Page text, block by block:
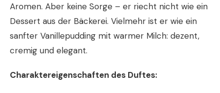
Aromen. Aber keine Sorge – er riecht nicht wie ein
Dessert aus der Bäckerei. Vielmehr ist er wie ein
sanfter Vanillepudding mit warmer Milch: dezent,
cremig und elegant.
Charaktereigenschaften des Duftes: